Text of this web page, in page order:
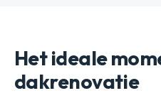
Het ideale
dakrenovatie